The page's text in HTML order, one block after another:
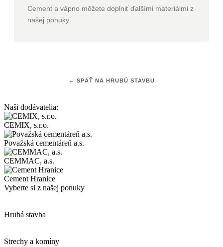
Cement a vápno môžete doplniť ďalšími materiálmi z
našej ponuky.
← SPÄŤ NA HRUBÚ STAVBU
Naši dodávatelia:
CEMIX, s.r.o.
Považská cementáreň a.s.
CEMMAC, a.s.
Cement Hranice
Vyberte si z našej ponuky
Hrubá stavba
Strechy a komíny